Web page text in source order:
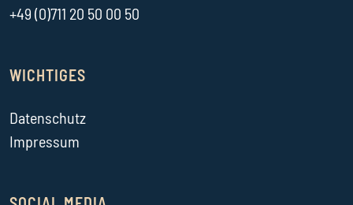
+49 (0)711 20 50 00 50
WICHTIGES
Datenschutz
Impressum